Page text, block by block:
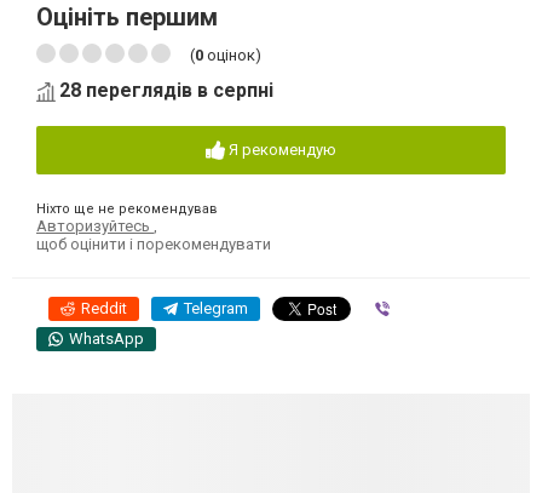
Оцініть першим
(0 оцінок)
28 переглядів в серпні
Я рекомендую
Ніхто ще не рекомендував
Авторизуйтесь ,
щоб оцінити і порекомендувати
Reddit Telegram
WhatsApp